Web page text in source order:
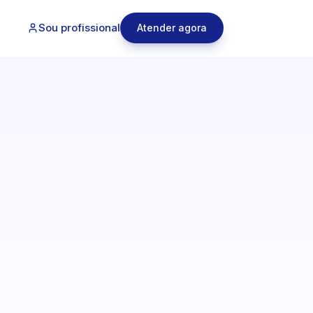
Sou profissional Atender agora